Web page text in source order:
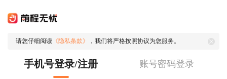
请您仔细阅读 《隐私条款》 ，我们将严格按照协议为您服务。
手机号登录/注册 账号密码登录